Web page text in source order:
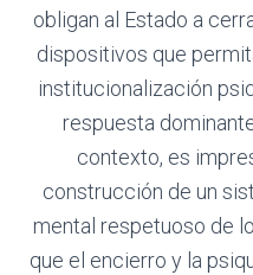
obligan al Estado a
dispositivos que
institucionalización
respuesta
contexto, es
construcción de un
mental respetuoso de
que el encierro y la